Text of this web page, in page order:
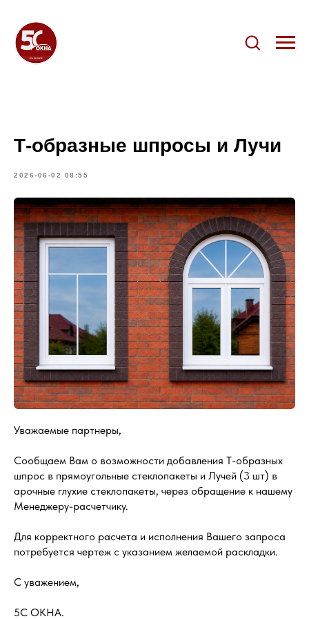
Т-образные шпросы и Лучи
2026-06-02 08:55
Уважаемые партнеры,
Сообщаем Вам о возможности добавления Т-образных
шпрос в прямоугольные стеклопакеты и Лучей (3 шт) в
арочные глухие стеклопакеты, через обращение к нашему
Менеджеру-расчетчику.
Для корректного расчета и исполнения Вашего запроса
потребуется чертеж с указанием желаемой раскладки.
С уважением,
5С ОКНА.